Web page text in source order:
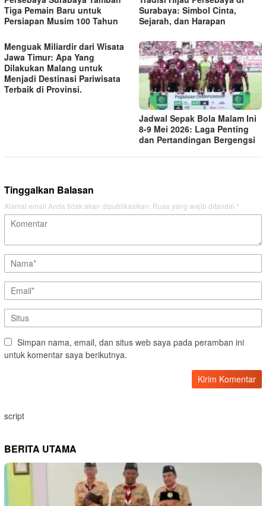
Tiga Pemain Baru untuk
Persiapan Musim 100 Tahun
Surabaya: Simbol Cinta,
Sejarah, dan Harapan
Menguak Miliardir dari Wisata
Jawa Timur: Apa Yang
Dilakukan Malang untuk
Menjadi Destinasi Pariwisata
Terbaik di Provinsi.
Jadwal Sepak Bola Malam Ini
8-9 Mei 2026: Laga Penting
dan Pertandingan Bergengsi
Tinggalkan Balasan
Alamat email Anda tidak akan dipublikasikan. Ruas yang wajib ditandai *
Simpan nama, email, dan situs web saya pada peramban ini
untuk komentar saya berikutnya.
script
BERITA UTAMA